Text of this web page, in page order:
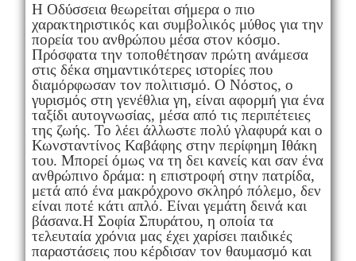
Η Οδύσσεια θεωρείται σήμερα ο πιο
χαρακτηριστικός και συμβολικός μύθος για την
πορεία του ανθρώπου μέσα στον κόσμο.
Πρόσφατα την τοποθέτησαν πρώτη ανάμεσα
στις δέκα σημαντικότερες ιστορίες που
διαμόρφωσαν τον πολιτισμό. Ο Νόστος, ο
γυρισμός στη γενέθλια γη, είναι αφορμή για ένα
ταξίδι αυτογνωσίας, μέσα από τις περιπέτειες
της ζωής. Το λέει άλλωστε πολύ γλαφυρά και ο
Κωνσταντίνος Καβάφης στην περίφημη Ιθάκη
του. Μπορεί όμως να τη δει κανείς και σαν ένα
ανθρώπινο δράμα: η επιστροφή στην πατρίδα,
μετά από ένα μακρόχρονο σκληρό πόλεμο, δεν
είναι ποτέ κάτι απλό. Είναι γεμάτη δεινά και
βάσανα.Η Σοφία Σπυράτου, η οποία τα
τελευταία χρόνια μας έχει χαρίσει παιδικές
παραστάσεις που κέρδισαν τον θαυμασμό και